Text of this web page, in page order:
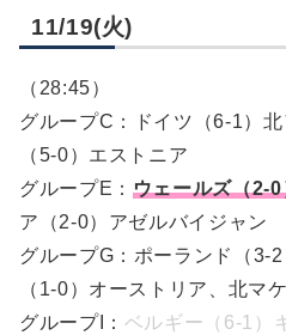
11/19(火)
（28:45）
グループC ：ドイツ （6-1）
（5-0） エストニア
グループE ： ウェールズ（2-0
ア （2-0） アゼルバイジャン
グループG ：ポーランド （3-2
（1-0） オーストリア、北マ
グループI ： ベルギー （6-1）